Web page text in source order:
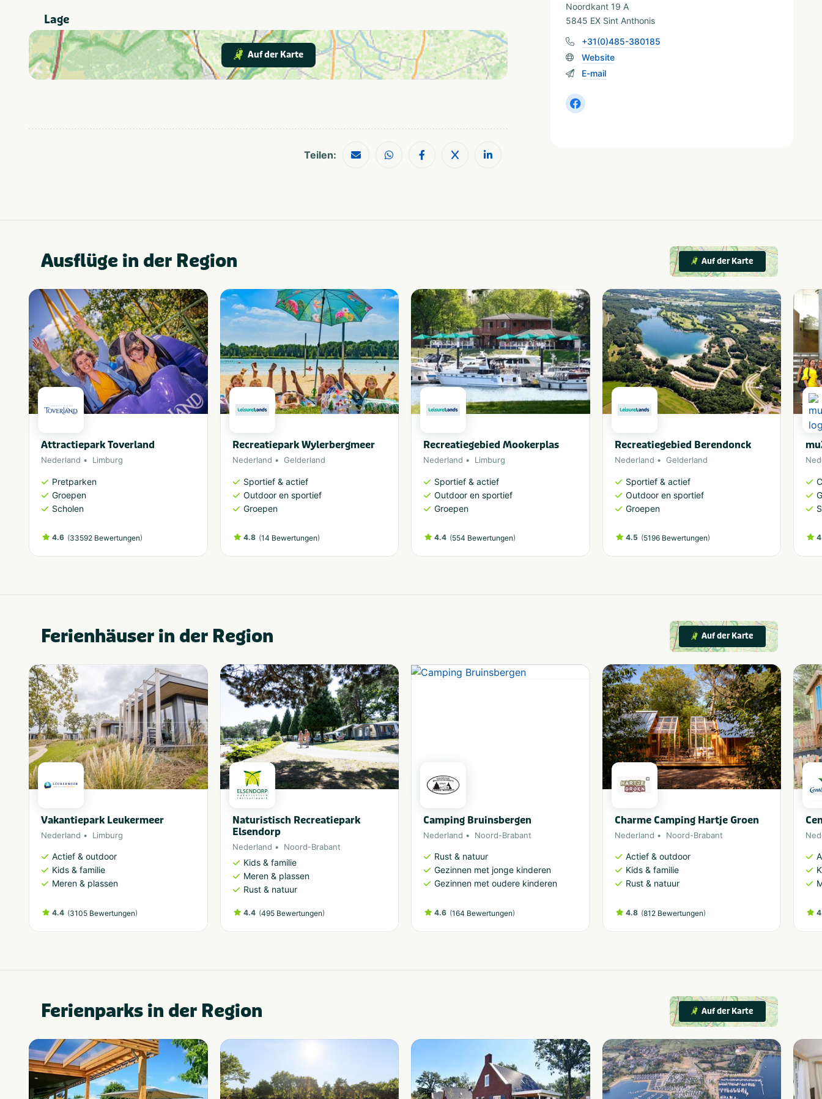
Geeignet für
kinderen
leeftijden
In der Nähe
Fietsroutes
Restaurants
Shoppen
Wandelroutes
Provinz und Region Noord-Brabant
Lage
Auf der Karte
Teilen:
Noordkant 19 A
5845 EX Sint Anthonis
+31(0)485-380185
Website
E-mail
Ausflüge in der Region Auf der Karte
Attractiepark Toverland
Nederland Limburg
Pretparken
Groepen
Scholen
4.6 (33592 Bewertungen)
Recreatiepark Wylerbergmeer
Nederland Gelderland
Sportief & actief
Outdoor en sportief
Groepen
4.8 (14 Bewertungen)
Recreatiegebied Mookerplas
Nederland Limburg
Sportief & actief
Outdoor en sportief
Groepen
4.4 (554 Bewertungen)
Recreatiegebied Berendonck
Nederland Gelderland
Sportief & actief
Outdoor en sportief
Groepen
4.5 (5196 Bewertungen)
Ferienhäuser in der Region Auf der Karte
Vakantiepark Leukermeer
Nederland Limburg
Actief & outdoor
Kids & familie
Meren & plassen
4.4 (3105 Bewertungen)
Naturistisch Recreatiepark
Elsendorp
Nederland Noord-Brabant
Kids & familie
Meren & plassen
Rust & natuur
4.4 (495 Bewertungen)
Camping Bruinsbergen
Nederland Noord-Brabant
Rust & natuur
Gezinnen met jonge kinderen
Gezinnen met oudere kinderen
4.6 (164 Bewertungen)
Charme Camping Hartje Groen
Nederland Noord-Brabant
Actief & outdoor
Kids & familie
Rust & natuur
4.8 (812 Bewertungen)
Ferienparks in der Region Auf der Karte